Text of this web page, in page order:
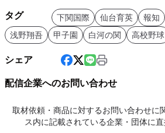
タグ 下関国際 仙台育英 報知
浅野翔吾
甲子園 白河の関 高校野球
シェア
配信企業へのお問い合わせ
取材依頼・商品に対するお問い合わせに
ス内に記載されている企業・団体に直